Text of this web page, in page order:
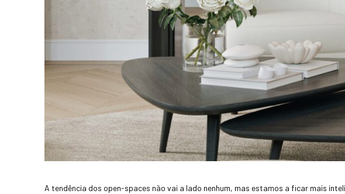
A tendência dos open-spaces não vai a lado nenhum, mas estamos a ficar mais